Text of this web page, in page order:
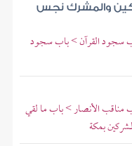
والمشرك نجس
سجود القرآن > باب سجود
الأنصار > باب ما لقي
بمكة